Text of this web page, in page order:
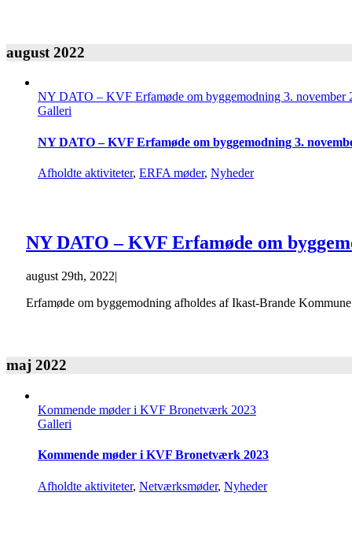
august 2022
NY DATO – KVF Erfamøde om byggemodning 3. november
Galleri
NY DATO – KVF Erfamøde om byggemodning 3.
Afholdte aktiviteter, ERFA møder, Nyheder
NY DATO – KVF Erfamøde om
august 29th, 2022|
Erfamøde om byggemodning afholdes af Ikast-Brande
maj 2022
Kommende møder i KVF Bronetværk 2023
Galleri
Kommende møder i KVF Bronetværk 2023
Afholdte aktiviteter, Netværksmøder, Nyheder